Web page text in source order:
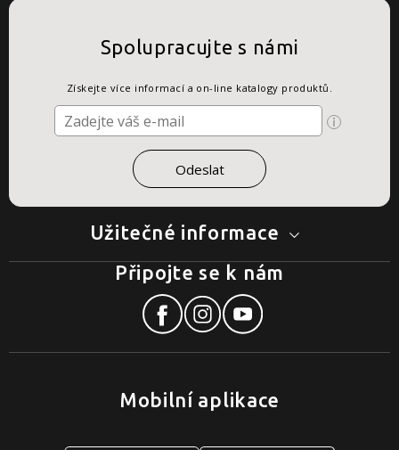
Užitečné informace
Spolupracujte s námi
Získejte více informací a on-line katalogy produktů.
Mobilní aplikace
Připojte se k nám